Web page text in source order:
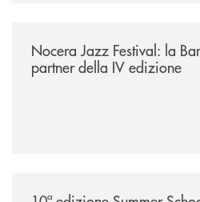
Nocera Jazz Festival: la
partner della IV edizione